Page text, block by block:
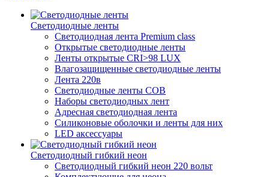
Светодиодные ленты
Светодиодная лента Premium class
Открытые светодиодные ленты
Ленты открытые CRI>98 LUX
Влагозащищенные светодиодные ленты
Лента 220в
Светодиодные ленты COB
Наборы светодиодных лент
Адресная светодиодная лента
Силиконовые оболочки и ленты для них
LED аксессуары
Светодиодный гибкий неон
Светодиодный гибкий неон 220 вольт